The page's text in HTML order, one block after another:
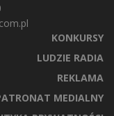
KONKURSY
LUDZIE RADIA
REKLAMA
MEDIALNY